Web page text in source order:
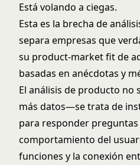
Está volando a ciegas.
Esta es la brecha de
separa empresas que
su product-market fit de
basadas en anécdotas y
El análisis de producto no
más datos—se trata de
para responder
comportamiento del
funciones y la conexión